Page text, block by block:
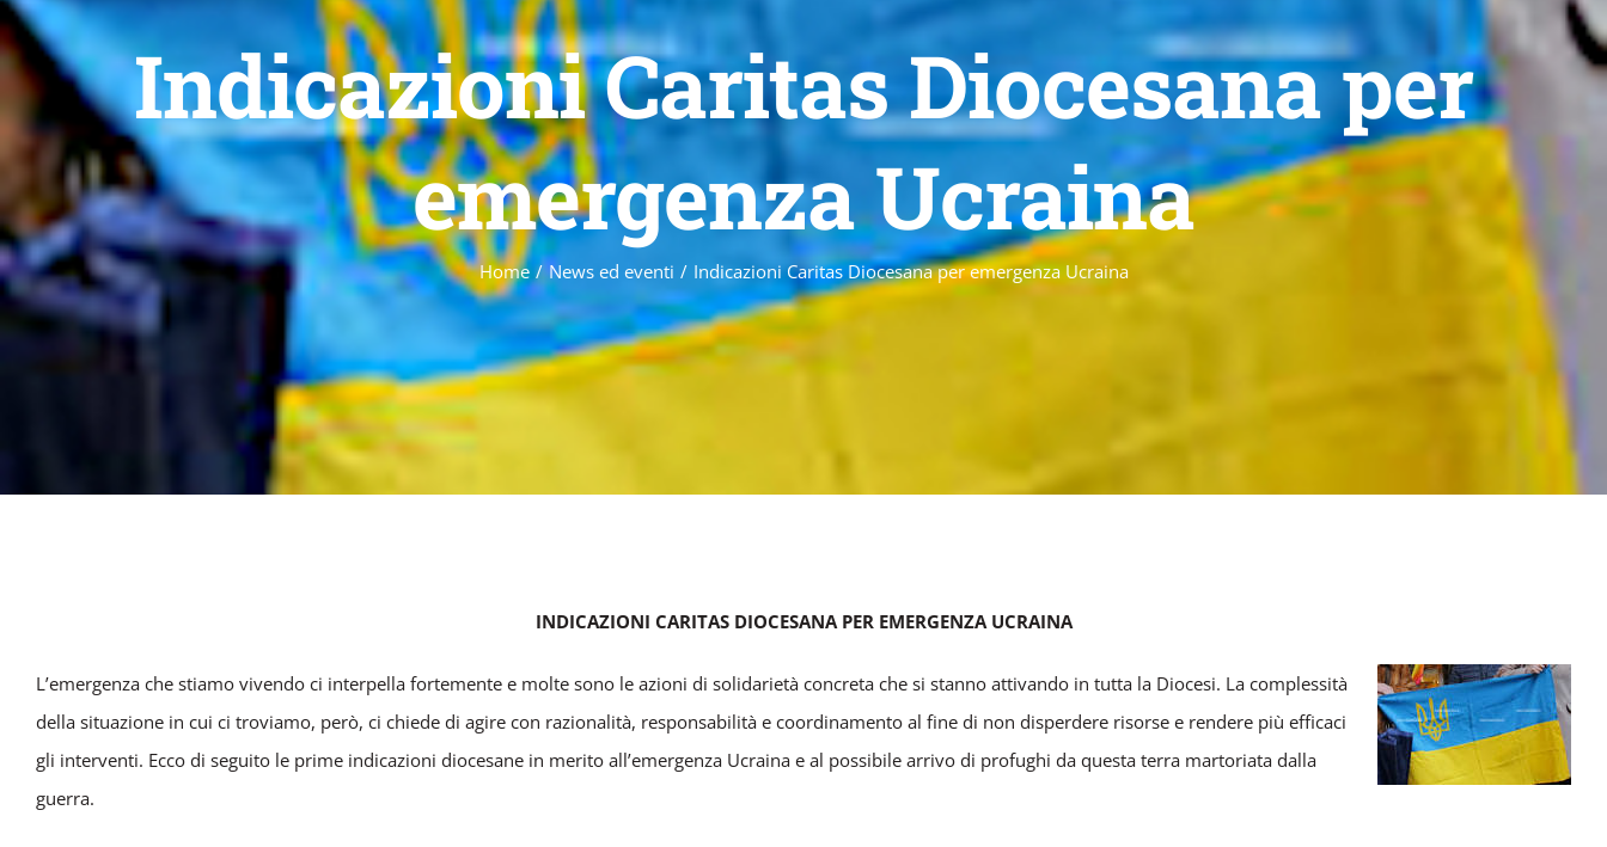
Indicazioni Caritas Diocesana per
emergenza Ucraina
Home / News ed eventi / Indicazioni Caritas Diocesana per emergenza Ucraina
INDICAZIONI CARITAS DIOCESANA PER EMERGENZA UCRAINA
L’emergenza che stiamo vivendo ci interpella fortemente e molte sono le azioni di solidarietà concreta che si stanno attivando in tutta la Diocesi. La complessità
della situazione in cui ci troviamo, però, ci chiede di agire con razionalità, responsabilità e coordinamento al fine di non disperdere risorse e rendere più efficaci
gli interventi. Ecco di seguito le prime indicazioni diocesane in merito all’emergenza Ucraina e al possibile arrivo di profughi da questa terra martoriata dalla
guerra.